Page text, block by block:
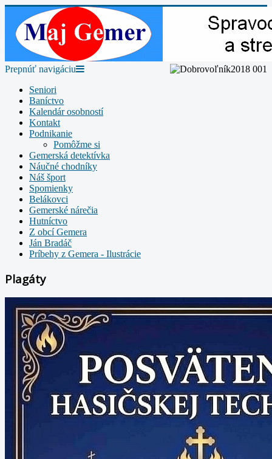
Prepnúť navigáciu
Seniori
Baníctvo
Kalendár osobností
Kontakt
Podnikanie
Pomôžme si
Gemerská detektívka
Náučné chodníky
Náš šport
Spomienky
Belákovci
Gemerské nárečia
Hutníctvo
Z obcí Gemera
Ján Bradáč
Príbehy z Gemera - Ilustrácie
Plagáty